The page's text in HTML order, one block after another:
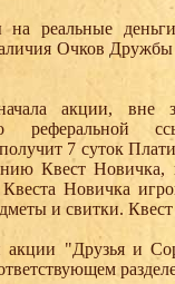
реальные деньги
Очков Дружбы
акции, вне
по
7 суток
Квест
Новичка
и свитки.
"Друзья и